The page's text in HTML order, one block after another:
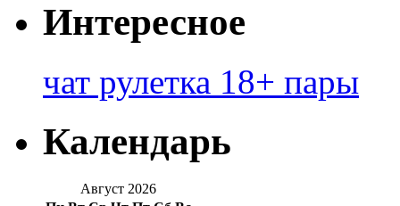
Интересное
чат рулетка 18+ пары
Календарь
Август 2026